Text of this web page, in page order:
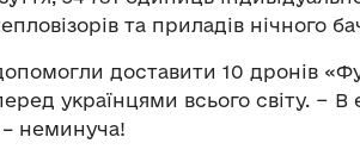
та приладів нічного
доставити 10 дронів
українцями всього світу. −
неминуча!